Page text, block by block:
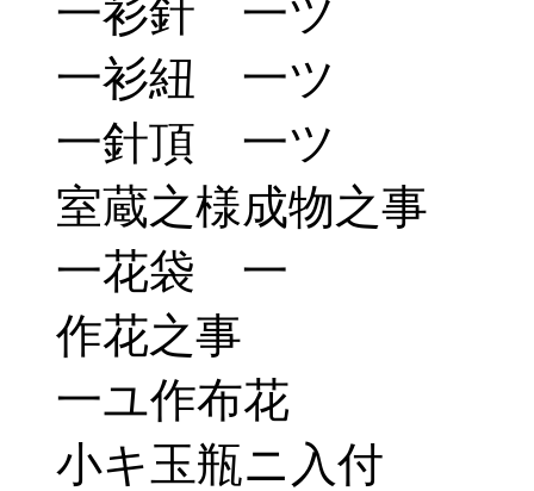
一衫針 一ツ
一衫紐 一ツ
一針頂 一ツ
室蔵之様成物之事
一花袋 一
作花之事
一ユ作布花
小キ玉瓶ニ入付